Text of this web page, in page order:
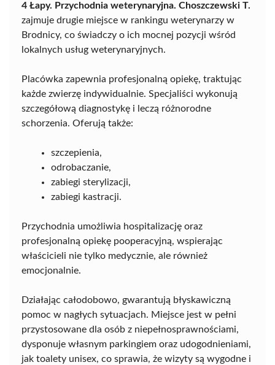
4 Łapy. Przychodnia weterynaryjna. Choszczewski T.
zajmuje drugie miejsce w rankingu weterynarzy w
Brodnicy, co świadczy o ich mocnej pozycji wśród
lokalnych usług weterynaryjnych.
Placówka zapewnia profesjonalną opiekę, traktując
każde zwierzę indywidualnie. Specjaliści wykonują
szczegółową diagnostykę i leczą różnorodne
schorzenia. Oferują także:
szczepienia,
odrobaczanie,
zabiegi sterylizacji,
zabiegi kastracji.
Przychodnia umożliwia hospitalizację oraz
profesjonalną opiekę pooperacyjną, wspierając
właścicieli nie tylko medycznie, ale również
emocjonalnie.
Działając całodobowo, gwarantują błyskawiczną
pomoc w nagłych sytuacjach. Miejsce jest w pełni
przystosowane dla osób z niepełnosprawnościami,
dysponuje własnym parkingiem oraz udogodnieniami,
jak toalety unisex, co sprawia, że wizyty są wygodne i